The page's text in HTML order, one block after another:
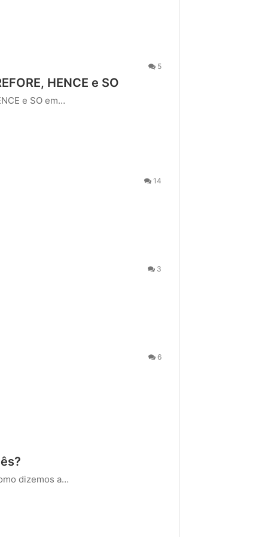
5
HENCE e SO
e SO em…
14
3
6
dizemos a…